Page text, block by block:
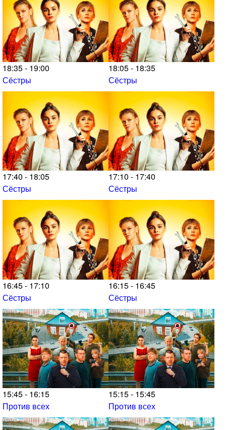
18:35 - 19:00
Сёстры
18:05 - 18:35
Сёстры
17:40 - 18:05
Сёстры
17:10 - 17:40
Сёстры
16:45 - 17:10
Сёстры
16:15 - 16:45
Сёстры
15:45 - 16:15
Против всех
15:15 - 15:45
Против всех